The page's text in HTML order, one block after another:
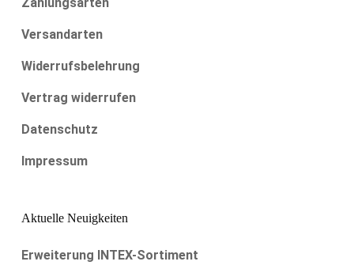
Versandarten
Widerrufsbelehrung
Vertrag widerrufen
Datenschutz
Impressum
Aktuelle Neuigkeiten
Erweiterung INTEX-Sortiment